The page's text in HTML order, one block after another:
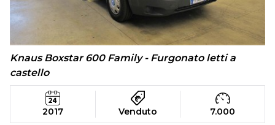
Knaus Boxstar 600 Family - Furgonato letti a
castello
2017 Venduto 7.000